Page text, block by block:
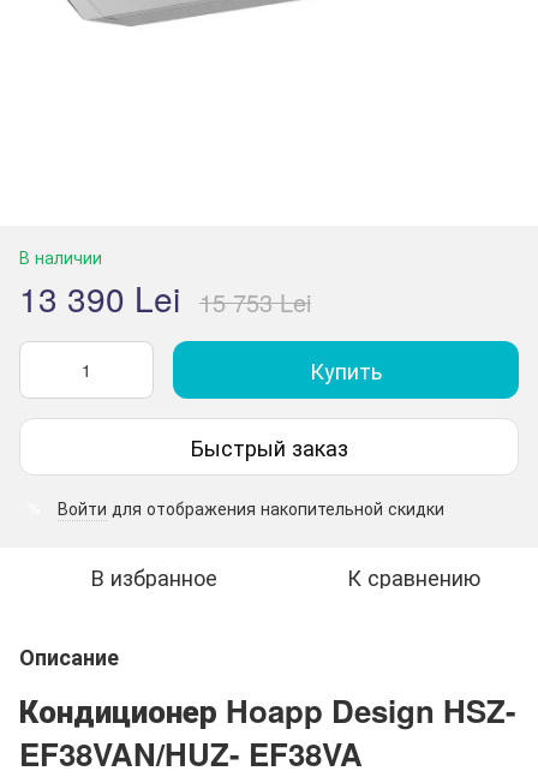
В наличии
13 390 Lei 15 753 Lei
Купить
Быстрый заказ
Войти для отображения накопительной скидки
В избранное К сравнению
Описание
Кондиционер Hoapp Design HSZ-
EF38VAN/HUZ- EF38VA